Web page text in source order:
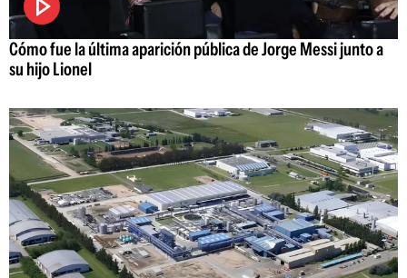
Cómo fue la última aparición pública de Jorge Messi junto a
su hijo Lionel